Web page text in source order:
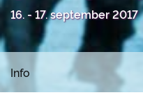
16. - 17. september 2017
Info